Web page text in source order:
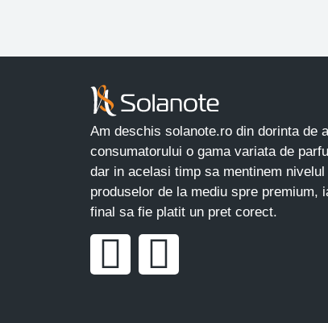
Am deschis solanote.ro din dorinta de
consumatorului o gama variata de
dar in acelasi timp sa mentinem nivelul
produselor de la mediu spre premium,
final sa fie platit un pret corect.